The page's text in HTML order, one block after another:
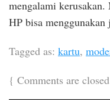
mengalami
HP bisa
Tagged as: kartu,
{ Comments are closed